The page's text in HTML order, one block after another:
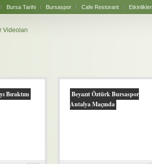
Bursa Tarihi Bursaspor Cafe Restorant Etkinlikler
Bıraktım
Beyazıt Öztürk Bursaspor
Antalya Maçında